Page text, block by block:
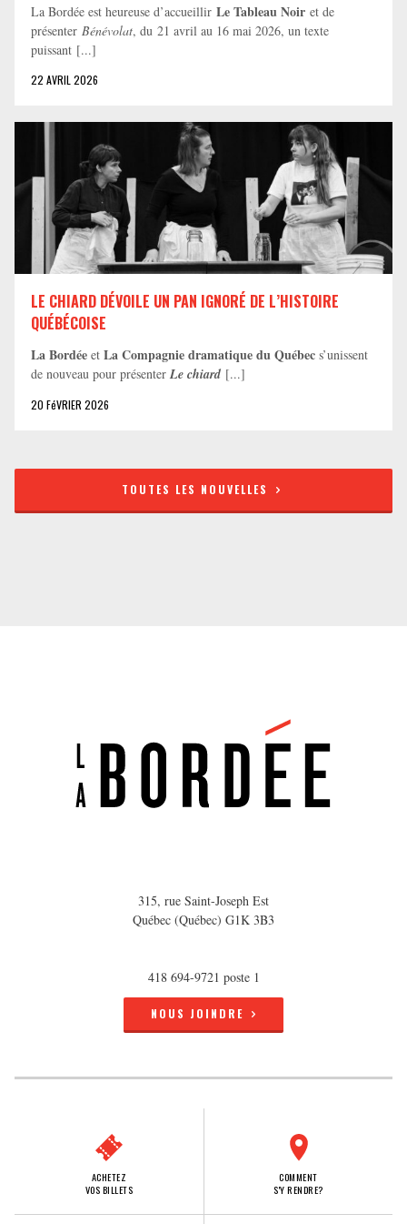
La Bordée est heureuse d’accueillir Le Tableau Noir et de
présenter Bénévolat, du 21 avril au 16 mai 2026, un texte
puissant [...]
22 AVRIL 2026
LE CHIARD DÉVOILE UN PAN IGNORÉ DE L’HISTOIRE
QUÉBÉCOISE
La Bordée et La Compagnie dramatique du Québec s’unissent
de nouveau pour présenter Le chiard [...]
20 FéVRIER 2026
TOUTES LES NOUVELLES
315, rue Saint-Joseph Est
Québec (Québec) G1K 3B3
418 694-9721 poste 1
NOUS JOINDRE
ACHETEZ
VOS BILLETS
COMMENT
S'Y RENDRE?